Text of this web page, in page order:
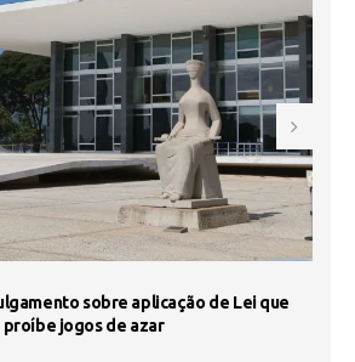
sobre aplicação de Lei que
proíbe jogos de azar